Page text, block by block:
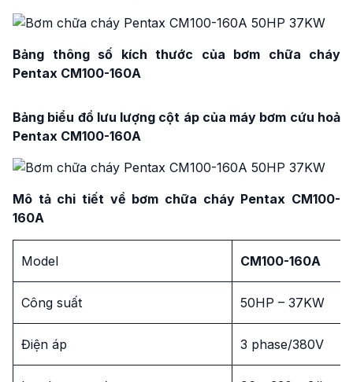
Bảng thông số kích thước của bơm chữa cháy
Pentax CM100-160A
Bảng biểu đồ lưu lượng cột áp của máy bơm cứu hoả
Pentax CM100-160A
Mô tả chi tiết về bơm chữa cháy Pentax CM100-
160A
Model CM100-160A
Công suất 50HP – 37KW
Điện áp 3 phase/380V